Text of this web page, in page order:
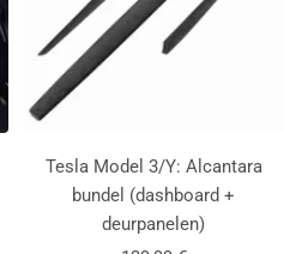
Tesla Model 3/Y: Alcantara
bundel (dashboard +
deurpanelen)